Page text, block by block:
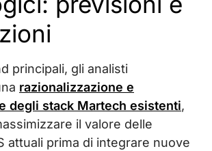
principali, gli analisti
razionalizzazione e
degli stack Martech esistenti,
il valore delle
attuali prima di integrare nuove